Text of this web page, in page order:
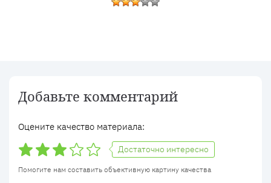
Добавьте комментарий
Оцените качество материала:
Достаточно интересно
Помогите нам составить объективную картину качества